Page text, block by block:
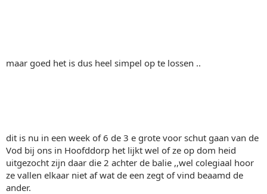
maar goed het is dus heel simpel op te lossen ..
dit is nu in een week of 6 de 3 e grote voor schut gaan van de
Vod bij ons in Hoofddorp het lijkt wel of ze op dom heid
uitgezocht zijn daar die 2 achter de balie ,,wel colegiaal hoor
ze vallen elkaar niet af wat de een zegt of vind beaamd de
ander.